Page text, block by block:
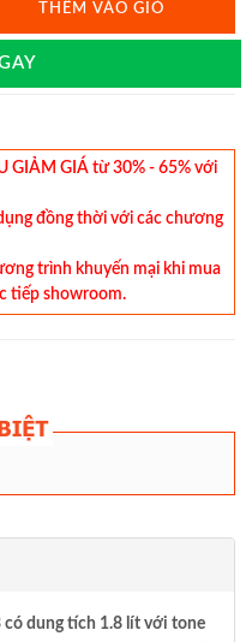
THÊM VÀO GIỎ
GIẢM GIÁ từ 30% - 65% với
đồng thời với các chương
trình khuyến mại khi mua
tiếp showroom.
có dung tích 1.8 lít với tone